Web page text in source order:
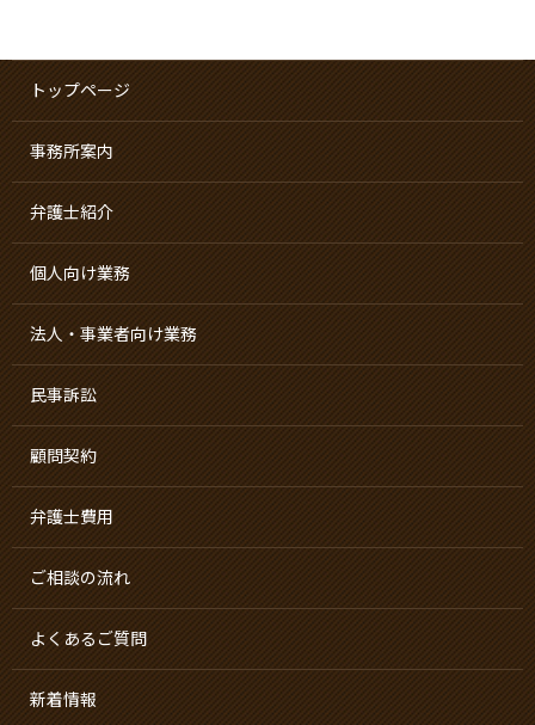
トップページ
事務所案内
弁護士紹介
個人向け業務
法人・事業者向け業務
民事訴訟
顧問契約
弁護士費用
ご相談の流れ
よくあるご質問
新着情報